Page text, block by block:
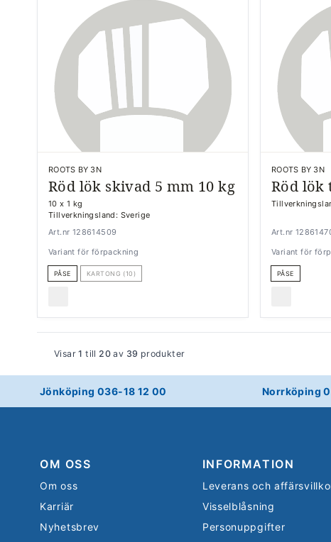
ROOTS BY 3N
Röd lök skivad 5 mm 10 kg
10 x 1 kg
Tillverkningsland: Sverige
Art.nr 128614509
Variant för förpackning
PÅSE KARTONG (10)
ROOTS BY 3N
Röd lök
Art.nr
Variant för
PÅSE
Visar1 till 20 av 39 produkter
Jönköping 036-18 12 00 Norrköping
OM OSS
Om oss
Karriär
Nyhetsbrev
INFORMATION
Leverans och
Visselblåsning
Personuppgifter